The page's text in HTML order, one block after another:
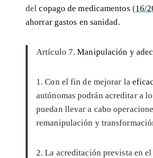
delcopago de medicamentos (16/
ahorrar gastos en sanidad.
Artículo 7.Manipulación y
1. Con el fin de mejorar la
autónomas podrán acreditar a
puedan llevar a cabo
remanipulación y
2. La acreditación prevista en